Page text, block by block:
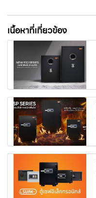
เนื้อหาที่เกี่ยวข้อง